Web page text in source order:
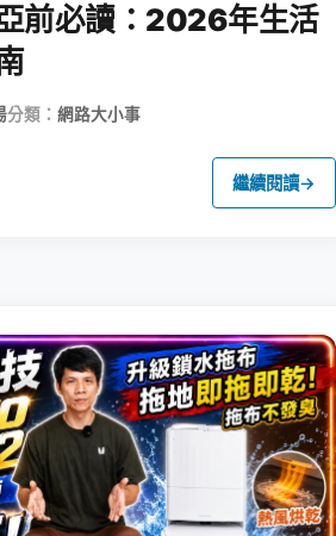
前必讀：2026年生活
分類： 網路大小事
繼續閱讀→